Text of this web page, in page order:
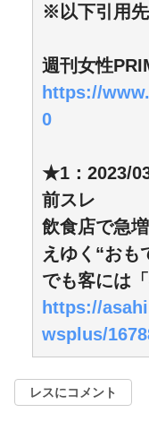
※以下引用
週刊女性
https://
0
★1：2023/
前スレ
飲食店で急
えゆく“おも
でも客には
https://
wsplus/
レスにコメント